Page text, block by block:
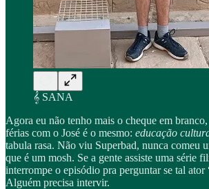
𝄞 SANA
Agora eu não tenho mais o cheque em
férias com o José é o mesmo: educação
tabula rasa. Não viu Superbad, nunca comeu
que é um mosh. Se a gente assiste uma série
interrompe o episódio pra perguntar se tal ator
Alguém precisa intervir.